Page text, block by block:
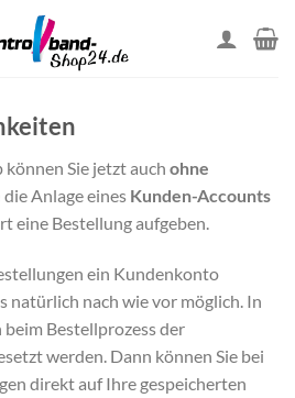
Sie jetzt auch ohne
die Anlage eines Kunden-Accounts
eine Bestellung aufgeben.
ein Kundenkonto
natürlich nach wie vor möglich. In
Bestellprozess der
werden. Dann können Sie bei
direkt auf Ihre gespeicherten